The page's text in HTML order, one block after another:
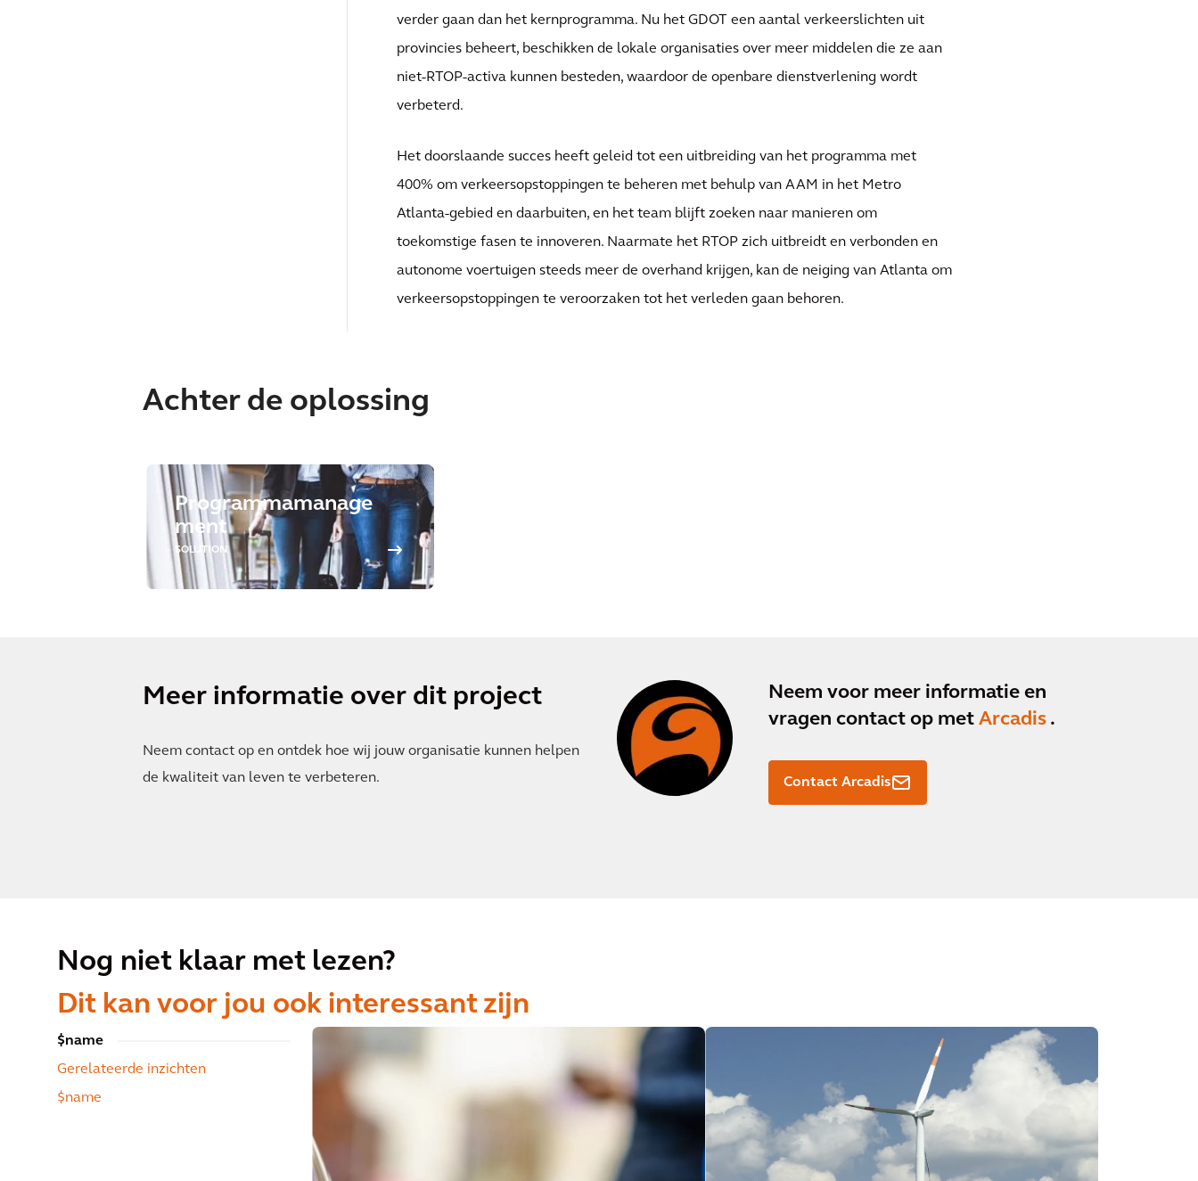
verder gaan dan het kernprogramma. Nu het GDOT een aantal verkeerslichten uit
provincies beheert, beschikken de lokale organisaties over meer middelen die ze aan
niet-RTOP-activa kunnen besteden, waardoor de openbare dienstverlening wordt
verbeterd.
Het doorslaande succes heeft geleid tot een uitbreiding van het programma met
400% om verkeersopstoppingen te beheren met behulp van AAM in het Metro
Atlanta-gebied en daarbuiten, en het team blijft zoeken naar manieren om
toekomstige fasen te innoveren. Naarmate het RTOP zich uitbreidt en verbonden en
autonome voertuigen steeds meer de overhand krijgen, kan de neiging van Atlanta om
verkeersopstoppingen te veroorzaken tot het verleden gaan behoren.
Achter de oplossing
Programmamanage
ment
SOLUTION
Meer informatie over dit project
Neem contact op en ontdek hoe wij jouw organisatie kunnen helpen
de kwaliteit van leven te verbeteren.
Neem voor meer informatie en
vragen contact op met Arcadis .
Contact Arcadis
Nog niet klaar met lezen?
Dit kan voor jou ook interessant zijn
$name
Gerelateerde inzichten
$name